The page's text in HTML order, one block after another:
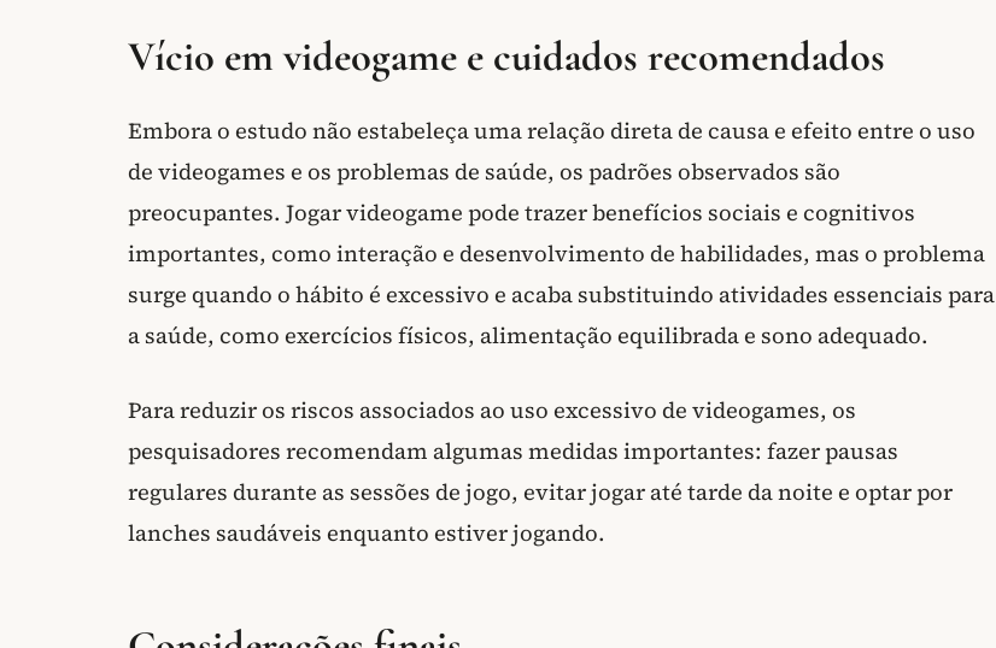
Vício em videogame e cuidados recomendados
Embora o estudo não estabeleça uma relação direta de causa e efeito entre o uso
de videogames e os problemas de saúde, os padrões observados são
preocupantes. Jogar videogame pode trazer benefícios sociais e cognitivos
importantes, como interação e desenvolvimento de habilidades, mas o problema
surge quando o hábito é excessivo e acaba substituindo atividades essenciais para
a saúde, como exercícios físicos, alimentação equilibrada e sono adequado.
Para reduzir os riscos associados ao uso excessivo de videogames, os
pesquisadores recomendam algumas medidas importantes: fazer pausas
regulares durante as sessões de jogo, evitar jogar até tarde da noite e optar por
lanches saudáveis enquanto estiver jogando.